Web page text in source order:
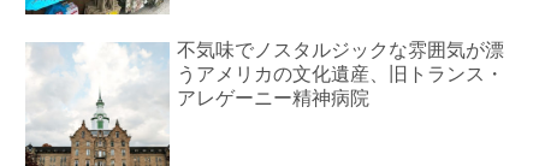
不気味でノスタルジックな雰囲気が漂
うアメリカの文化遺産、旧トランス・
アレゲーニー精神病院